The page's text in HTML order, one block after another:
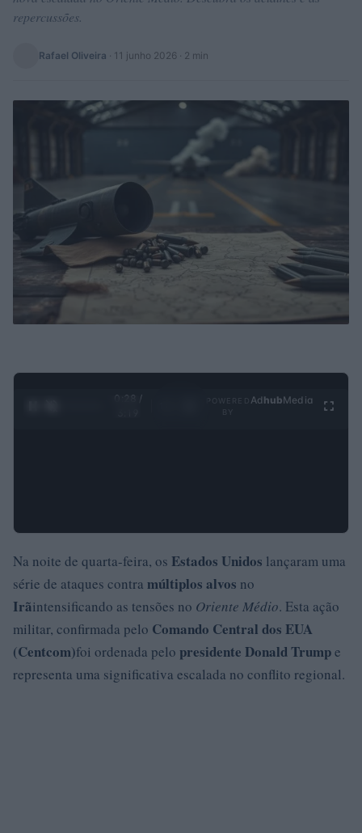
repercussões.
Rafael Oliveira · 11 junho 2026 · 2 min
0:29 /
Ad hubMedia
Na noite de quarta-feira, os Estados Unidos lançaram uma
série de ataques contra múltiplos alvos no
Irãintensificando as tensões no Oriente Médio. Esta ação
militar, confirmada pelo Comando Central dos EUA
(Centcom)foi ordenada pelo presidente Donald Trumpe
representa uma significativa escalada no conflito regional.